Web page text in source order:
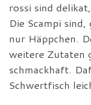
rossi sind
Die Scampi
nur Häppchen.
weitere Zutaten
schmackhaft.
Schwertfisch